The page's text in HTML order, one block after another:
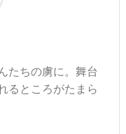
たちの虜に。舞台
るところがたまら